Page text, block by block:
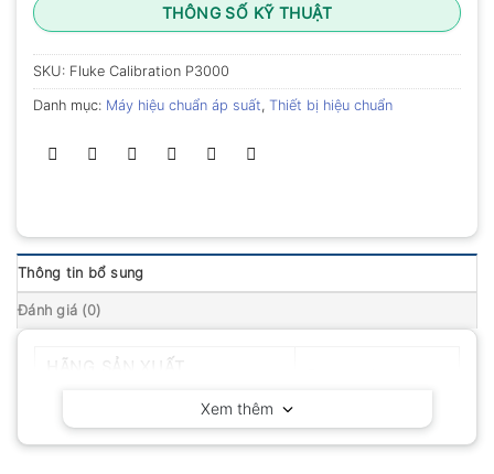
THÔNG SỐ KỸ THUẬT
SKU: Fluke Calibration P3000
Danh mục: Máy hiệu chuẩn áp suất, Thiết bị hiệu chuẩn
Thông tin bổ sung
Đánh giá (0)
Xem thêm